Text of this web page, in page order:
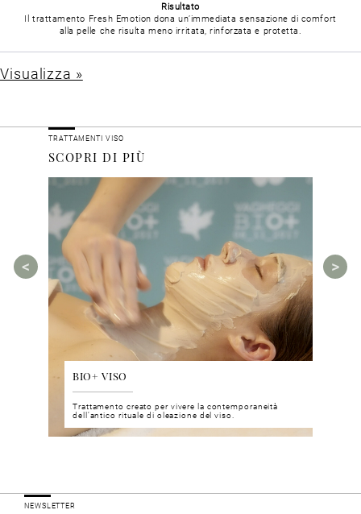
Risultato
Il trattamento Fresh Emotion dona un’immediata sensazione di comfort
alla pelle che risulta meno irritata, rinforzata e protetta.
Visualizza »
TRATTAMENTI VISO
SCOPRI DI PIÙ
BIO+ VISO
Trattamento creato per vivere la contemporaneità
dell’antico rituale di oleazione del viso.
NEWSLETTER